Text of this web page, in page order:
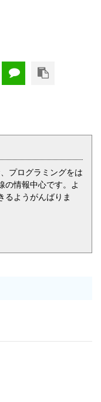
プログラミングをは
の情報中心です。よ
るようがんばりま